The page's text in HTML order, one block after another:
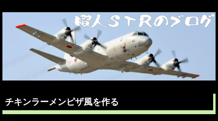
チキンラーメンピザ風を作る